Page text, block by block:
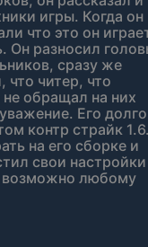
игры. Когда он
что это он
Он разносил
сразу же
что читер, что
не обращал на них
Его долго
контр страйк
на его сборке и
свои
возможно любому